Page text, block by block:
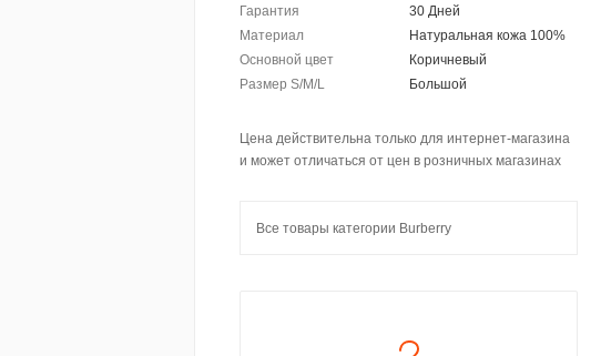
Гарантия
30 Дней
Материал
Натуральная кожа 100%
Основной цвет
Коричневый
Размер S/M/L
Большой
Цена действительна только для интернет-магазина
и может отличаться от цен в розничных магазинах
Все товары категории Burberry